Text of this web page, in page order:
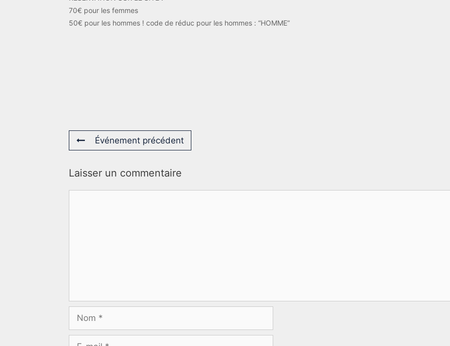
70€ pour les femmes
50€ pour les hommes ! code de réduc pour les hommes : “HOMME”
Événement précédent
Laisser un commentaire
Nom